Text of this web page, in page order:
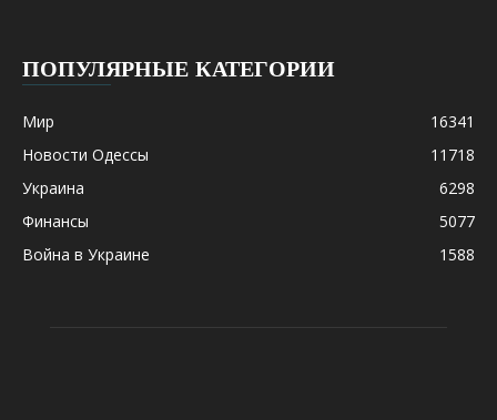
ПОПУЛЯРНЫЕ КАТЕГОРИИ
Мир
16341
Новости Одессы
11718
Украина
6298
Финансы
5077
Война в Украине
1588